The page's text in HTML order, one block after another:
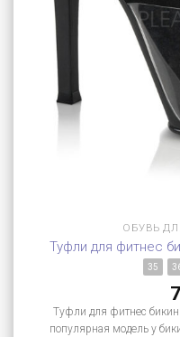
ОБУВЬ
Туфли для фитнес
35
Туфли для фитнес
популярная модель у